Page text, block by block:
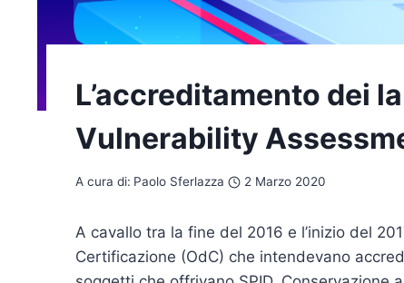
L’accreditamento dei
Vulnerability
A cura di: Paolo Sferlazza 2 Marzo 2020
A cavallo tra la fine del 2016 e l’inizio del
Certificazione (OdC) che intendevano